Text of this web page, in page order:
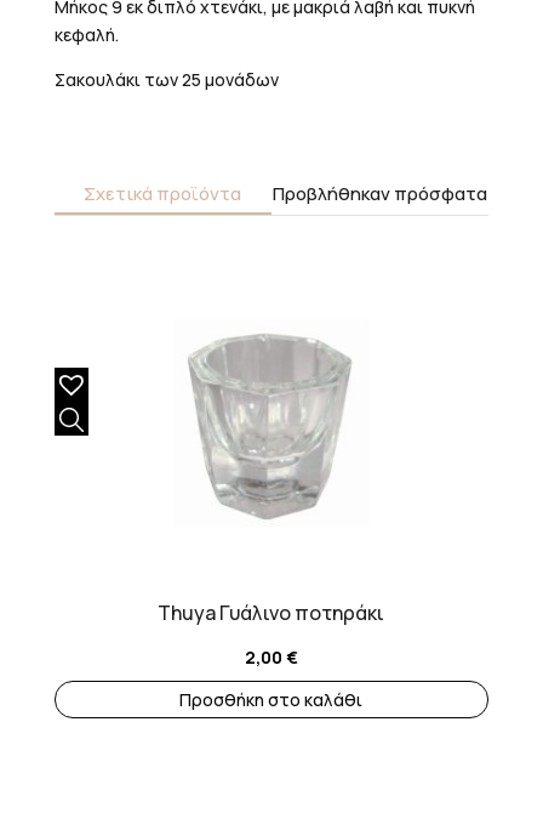
Μήκος 9 εκ διπλό χτενάκι, με μακριά λαβή και πυκνή
κεφαλή.
Σακουλάκι των 25 μονάδων
Σχετικά προϊόντα Προβλήθηκαν πρόσφατα
Thuya Γυάλινο ποτηράκι
2,00 €
Προσθήκη στο καλάθι